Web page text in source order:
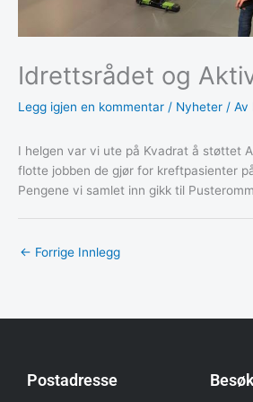
Idrettsrådet og
Legg igjen en kommentar / Nyheter / Av
I helgen var vi ute på Kvadrat å støttet
flotte jobben de gjør for kreftpasienter
Pengene vi samlet inn gikk til
← Forrige Innlegg
Postadresse